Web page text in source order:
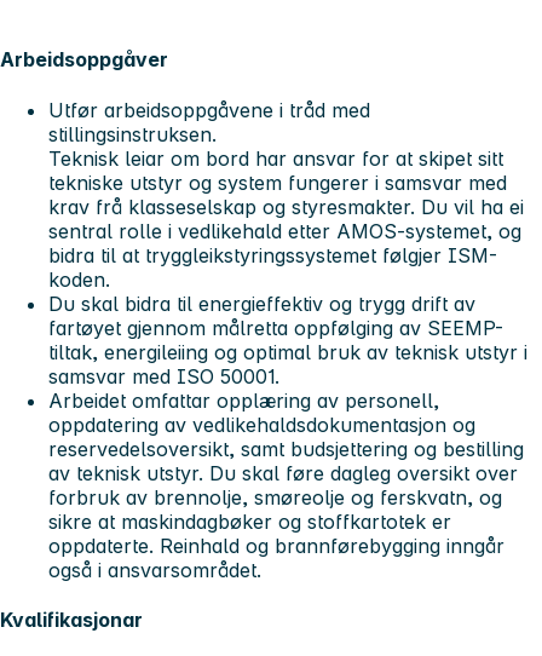
Arbeidsoppgåver
Utfør arbeidsoppgåvene i tråd med
stillingsinstruksen.
Teknisk leiar om bord har ansvar for at skipet sitt
tekniske utstyr og system fungerer i samsvar med
krav frå klasseselskap og styresmakter. Du vil ha ei
sentral rolle i vedlikehald etter AMOS-systemet, og
bidra til at tryggleikstyringssystemet følgjer ISM-
koden.
Du skal bidra til energieffektiv og trygg drift av
fartøyet gjennom målretta oppfølging av SEEMP-
tiltak, energileiing og optimal bruk av teknisk utstyr i
samsvar med ISO 50001.
Arbeidet omfattar opplæring av personell,
oppdatering av vedlikehaldsdokumentasjon og
reservedelsoversikt, samt budsjettering og bestilling
av teknisk utstyr. Du skal føre dagleg oversikt over
forbruk av brennolje, smøreolje og ferskvatn, og
sikre at maskindagbøker og stoffkartotek er
oppdaterte. Reinhald og brannførebygging inngår
også i ansvarsområdet.
Kvalifikasjonar